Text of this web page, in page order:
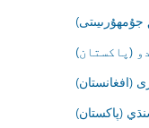
(پاکستان)
(افغانستان)
(پاکستان)